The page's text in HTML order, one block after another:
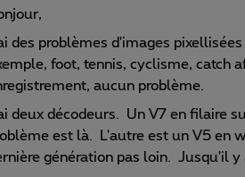
des problèmes d'images
foot, tennis, cyclisme, catch
aucun problème.
deux décodeurs. Un V7 en filaire
est là. L'autre est un V5 en
génération pas loin. Jusqu'il